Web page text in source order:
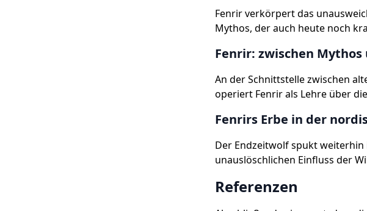
Fenrir verkörpert das
Mythos, der auch heute noch
Fenrir: zwischen Mythos
An der Schnittstelle zwischen
operiert Fenrir als Lehre über
Fenrirs Erbe in der
Der Endzeitwolf spukt
unauslöschlichen Einfluss der
Referenzen